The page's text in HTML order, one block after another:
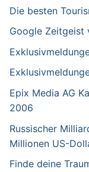
Die besten
Google Zeitgeist
Epix Media AG
2006
Russischer
Millionen US-
Finde deine